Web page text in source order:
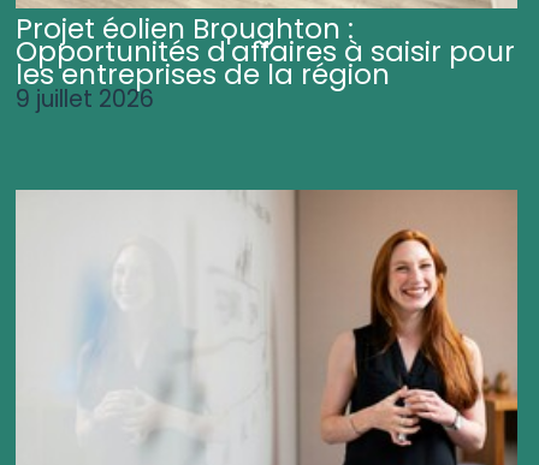
Projet éolien Broughton :
Opportunités d'affaires à saisir pour
les entreprises de la région
9 juillet 2026